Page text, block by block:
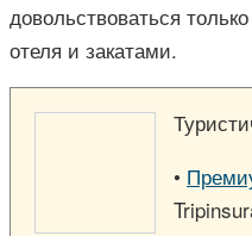
довольствоваться
отеля и закатами.
•